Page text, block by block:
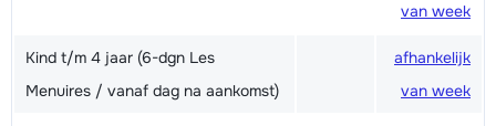
van week
Kind t/m 4 jaar (6-dgn Les
Menuires / vanaf dag na aankomst)
afhankelijk
van week